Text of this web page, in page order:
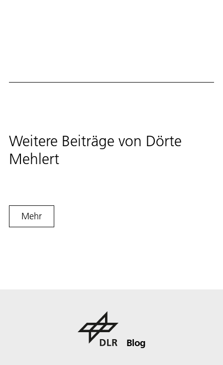
Weitere Beiträge von Dörte
Mehlert
Mehr
Blog